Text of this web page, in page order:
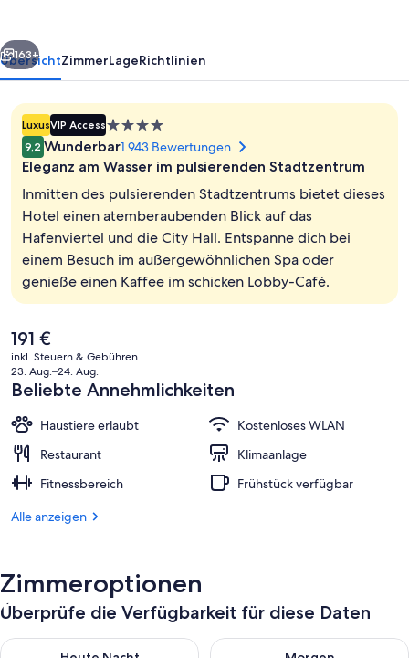
Terrasse/Patio
Weiter
163+
ÜbersichtZimmerLageRichtlinien
LuxusVIP Access4.0-
Sterne-
Unterkunft
9,2 Wunderbar1.943 Bewertungen
Eleganz am Wasser im pulsierenden Stadtzentrum
Inmitten des pulsierenden Stadtzentrums bietet dieses
Hotel einen atemberaubenden Blick auf das
Hafenviertel und die City Hall. Entspanne dich bei
einem Besuch im außergewöhnlichen Spa oder
genieße einen Kaffee im schicken Lobby-Café.
Der
aktuelle
Preis
beträgt
191 €.
191 €
inkl. Steuern & Gebühren
23. Aug.–24. Aug.
Beliebte Annehmlichkeiten
Haustiere erlaubt
Kostenloses WLAN
Restaurant
Klimaanlage
Fitnessbereich
Frühstück verfügbar
Alle anzeigen
Zimmeroptionen
Überprüfe die Verfügbarkeit für diese Daten
Überprüfe die Verfügbarkeit für heute Nacht, Aug. 6 - Aug. 7.
Überprüfe die Verfügbarkeit